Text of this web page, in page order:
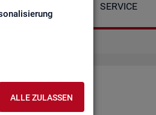
ALLE ZULASSEN
SERVICE